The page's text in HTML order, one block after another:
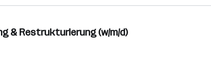
& Restrukturierung (w/m/d)